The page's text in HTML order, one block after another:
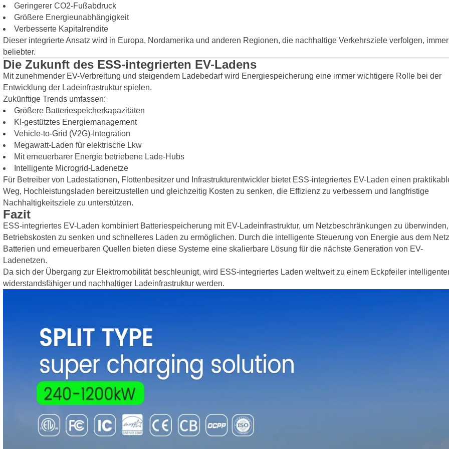
Geringerer CO2-Fußabdruck
Größere Energieunabhängigkeit
Verbesserte Kapitalrendite
Dieser integrierte Ansatz wird in Europa, Nordamerika und anderen Regionen, die nachhaltige Verkehrsziele verfolgen, immer
beliebter.
Die Zukunft des ESS-integrierten EV-Ladens
Mit zunehmender EV-Verbreitung und steigendem Ladebedarf wird Energiespeicherung eine immer wichtigere Rolle bei der
Entwicklung der Ladeinfrastruktur spielen.
Zukünftige Trends umfassen:
Größere Batteriespeicherkapazitäten
KI-gestütztes Energiemanagement
Vehicle-to-Grid (V2G)-Integration
Megawatt-Laden für elektrische Lkw
Mit erneuerbarer Energie betriebene Lade-Hubs
Intelligente Microgrid-Ladenetze
Für Betreiber von Ladestationen, Flottenbesitzer und Infrastrukturentwickler bietet ESS-integriertes EV-Laden einen
Weg, Hochleistungsladen bereitzustellen und gleichzeitig Kosten zu senken, die Effizienz zu verbessern und langfristige
Nachhaltigkeitsziele zu unterstützen.
Fazit
ESS-integriertes EV-Laden kombiniert Batteriespeicherung mit EV-Ladeinfrastruktur, um Netzbeschränkungen zu überwinden,
Betriebskosten zu senken und schnelleres Laden zu ermöglichen. Durch die intelligente Steuerung von Energie aus dem
Batterien und erneuerbaren Quellen bieten diese Systeme eine skalierbare Lösung für die nächste Generation von EV-
Ladenetzen.
Da sich der Übergang zur Elektromobilität beschleunigt, wird ESS-integriertes Laden weltweit zu einem Eckpfeiler
widerstandsfähiger und nachhaltiger Ladeinfrastruktur werden.